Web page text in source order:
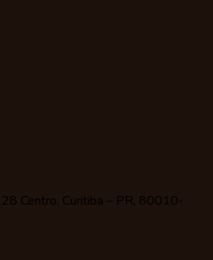
Centro, Curitiba – PR, 80010-